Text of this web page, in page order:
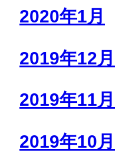
2020年1月
2019年12月
2019年11月
2019年10月